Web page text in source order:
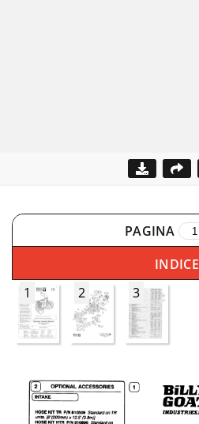
PAGINA
INDICE
1
2 3